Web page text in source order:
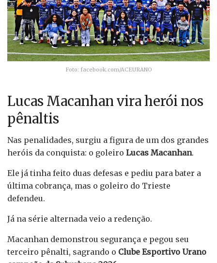
Foto: facebook.com/ACEURANO
Lucas Macanhan vira herói nos
pênaltis
Nas penalidades, surgiu a figura de um dos grandes
heróis da conquista: o goleiro Lucas Macanhan.
Ele já tinha feito duas defesas e pediu para bater a
última cobrança, mas o goleiro do Trieste
defendeu.
Já na série alternada veio a redenção.
Macanhan demonstrou segurança e pegou seu
terceiro pênalti, sagrando o Clube Esportivo Urano